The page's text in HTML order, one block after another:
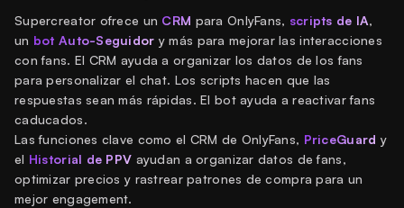
Supercreator ofrece un CRM para OnlyFans, scripts de IA,
un bot Auto-Seguidor y más para mejorar las interacciones
con fans. El CRM ayuda a organizar los datos de los fans
para personalizar el chat. Los scripts hacen que las
respuestas sean más rápidas. El bot ayuda a reactivar fans
caducados.
Las funciones clave como el CRM de OnlyFans, PriceGuard y
el Historial de PPV ayudan a organizar datos de fans,
optimizar precios y rastrear patrones de compra para un
mejor engagement.